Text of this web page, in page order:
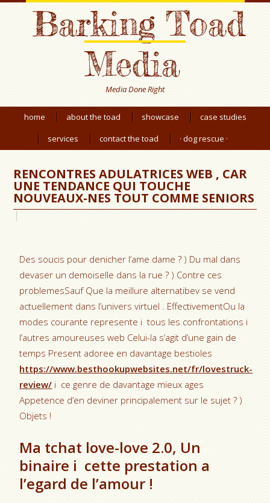
Barking Toad
Media
Media Done Right
home about the toad showcase
case studies
services
contact the toad · dog rescue ·
RENCONTRES ADULATRICES WEB , CAR
UNE TENDANCE QUI TOUCHE
NOUVEAUX-NES TOUT COMME SENIORS
Des soucis pour denicher l’ame dame ? ) Du mal dans
devaser un demoiselle dans la rue ? ) Contre ces
problemesSauf Que la meillure alternatibev se vend
actuellement dans l’univers virtuel . EffectivementOu la
modes courante represente i tous les confrontations i
l’autres amoureuses web Celui-la s’agit d’une gain de
temps Present adoree en davantage bestioles
https://www.besthookupwebsites.net/fr/lovestruck-
review/ i ce genre de davantage mieux ages
Appetence d’en deviner principalement sur le sujet ? )
Objets !
Ma tchat love-love 2.0, Un
binaire i cette prestation a
l’egard de l’amour !